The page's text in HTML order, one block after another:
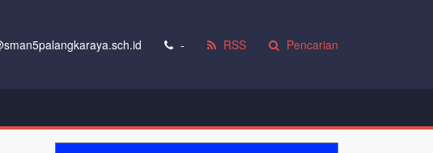
- RSS Pencarian